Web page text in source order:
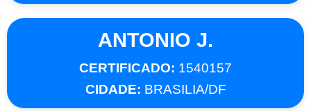
ANTONIO J.
CERTIFICADO: 1540157
CIDADE: BRASILIA/DF